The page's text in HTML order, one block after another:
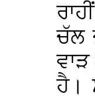
ਚੱਲ
ਹੈ।